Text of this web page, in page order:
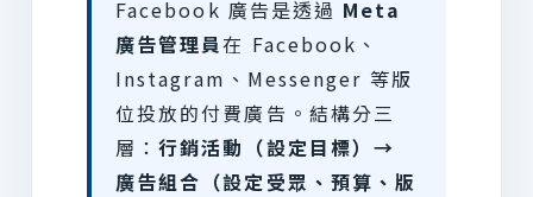
Facebook 廣告是透過 Meta
廣告管理員在 Facebook、
Instagram、Messenger 等版
位投放的付費廣告。結構分三
層：行銷活動（設定目標）→
廣告組合（設定受眾、預算、版